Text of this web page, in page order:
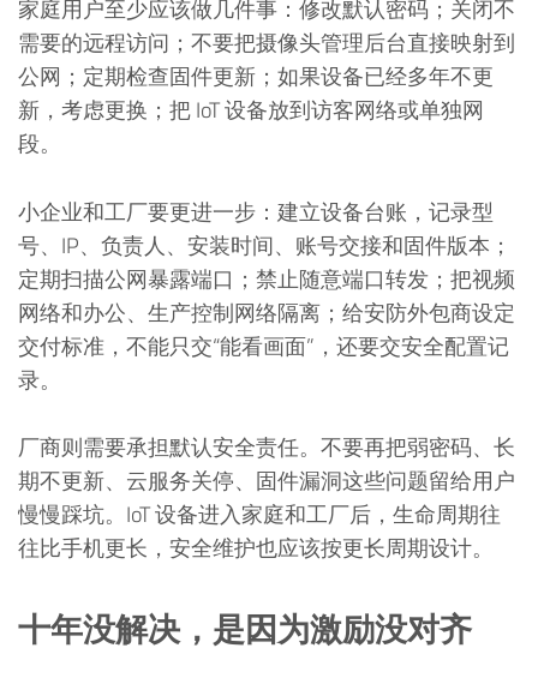
家庭用户至少应该做几件事：修改默认密码；关闭不
需要的远程访问；不要把摄像头管理后台直接映射到
公网；定期检查固件更新；如果设备已经多年不更
新，考虑更换；把 IoT 设备放到访客网络或单独网
段。
小企业和工厂要更进一步：建立设备台账，记录型
号、IP、负责人、安装时间、账号交接和固件版本；
定期扫描公网暴露端口；禁止随意端口转发；把视频
网络和办公、生产控制网络隔离；给安防外包商设定
交付标准，不能只交“能看画面”，还要交安全配置记
录。
厂商则需要承担默认安全责任。不要再把弱密码、长
期不更新、云服务关停、固件漏洞这些问题留给用户
慢慢踩坑。IoT 设备进入家庭和工厂后，生命周期往
往比手机更长，安全维护也应该按更长周期设计。
十年没解决，是因为激励没对齐